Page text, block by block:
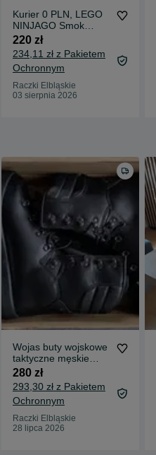
Kurier 0 PLN, LEGO
NINJAGO Smok
chaosu Kiełogrzmot
71832
220 zł
234,11 zł z Pakietem
Ochronnym
Raczki Elbląskie
03 sierpnia 2026
Wojas buty wojskowe
taktyczne męskie
26,0 / 41 typ 933
280 zł
293,30 zł z Pakietem
Ochronnym
Raczki Elbląskie
28 lipca 2026